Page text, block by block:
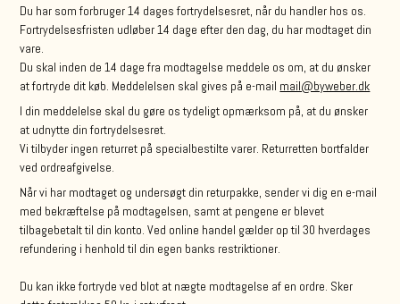
Du har som forbruger 14 dages fortrydelsesret, når du handler hos os.
Fortrydelsesfristen udløber 14 dage efter den dag, du har modtaget din
vare.
Du skal inden de 14 dage fra modtagelse meddele os om, at du ønsker
at fortryde dit køb. Meddelelsen skal gives på e-maiI mail@byweber.dk
I din meddelelse skal du gøre os tydeligt opmærksom på, at du ønsker
at udnytte din fortrydelsesret.
Vi tilbyder ingen returret på specialbestilte varer. Returretten bortfalder
ved ordreafgivelse.
Når vi har modtaget og undersøgt din returpakke, sender vi dig en e-mail
med bekræftelse på modtagelsen, samt at pengene er blevet
tilbagebetalt til din konto. Ved online handel gælder op til 30 hverdages
refundering i henhold til din egen banks restriktioner.
Du kan ikke fortryde ved blot at nægte modtagelse af en ordre. Sker